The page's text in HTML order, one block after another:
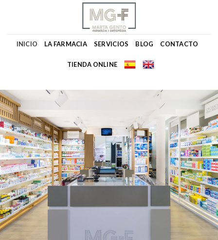
INICIO LA FARMACIA SERVICIOS BLOG CONTACTO
TIENDA ONLINE